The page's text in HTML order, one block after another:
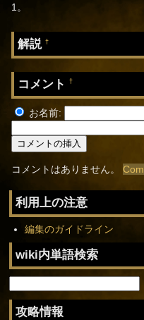
1。
解説†
コメント†
お名前:
コメントはありません。
利用上の注意
編集のガイドライン
wiki内単語検索
攻略情報